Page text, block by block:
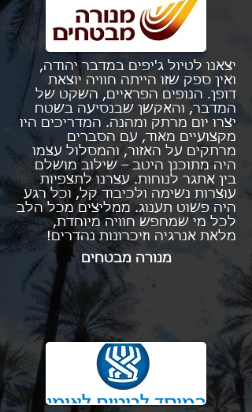
יצאנו לטיול ג'יפים במדבר יהודה,
ואין ספק שזו הייתה חוויה יוצאת
דופן. הנופים הפראיים, השקט של
המדבר, והאקשן שבנסיעה בשטח
יצרו יום מרתק ומהנה. המדריכים היו
מקצועיים מאוד, עם הסברים
מרתקים על האזור, והמסלול עצמו
היה מתוכנן היטב – שילוב מושלם
בין אתגר לנוחות. עצרנו לתצפיות
עוצרות נשימה ולכיבוד קל, וכל רגע
היה פשוט תענוג. ממליצים מכל הלב
לכל מי שמחפש חוויה מיוחדת,
מלאת אנרגיה וזיכרונות נהדרים!
מנורה מבטחים